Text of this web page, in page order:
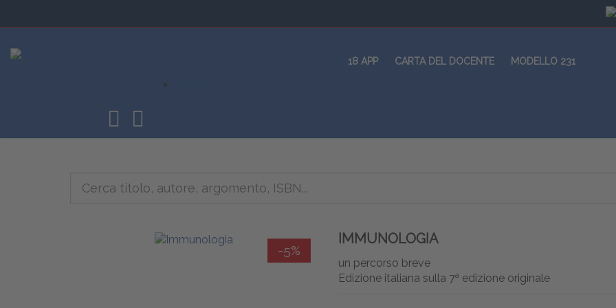
18 APP CARTA DEL DOCENTE MODELLO 231
-5%
IMMUNOLOGIA
un percorso breve
Edizione italiana sulla 7a edizione originale